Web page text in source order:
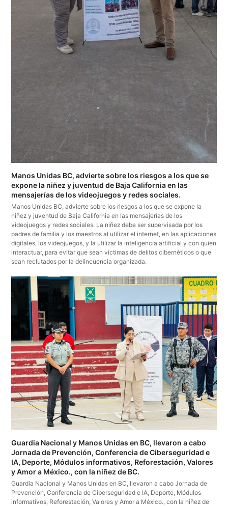
Manos Unidas BC, advierte sobre los riesgos a los que se
expone la niñez y juventud de Baja California en las
mensajerías de los videojuegos y redes sociales.
Manos Unidas BC, advierte sobre los riesgos a los que se expone la
niñez y juventud de Baja California en las mensajerías de los
videojuegos y redes sociales. La niñez debe ser supervisada por los
padres de familia y los maestros al utilizar el internet, en las aplicaciones
digitales, los videojuegos, y la utilizar la inteligencia artificial y con quien
interactuar, para evitar que sean víctimas de delitos cibernéticos o que
sean reclutados por la delincuencia organizada.
Guardia Nacional y Manos Unidas en BC, llevaron a cabo
Jornada de Prevención, Conferencia de Ciberseguridad e
IA, Deporte, Módulos informativos, Reforestación, Valores
y Amor a México., con la niñez de BC.
Guardia Nacional y Manos Unidas en BC, llevaron a cabo Jornada de
Prevención, Conferencia de Ciberseguridad e IA, Deporte, Módulos
informativos, Reforestación, Valores y Amor a México., con la niñez de